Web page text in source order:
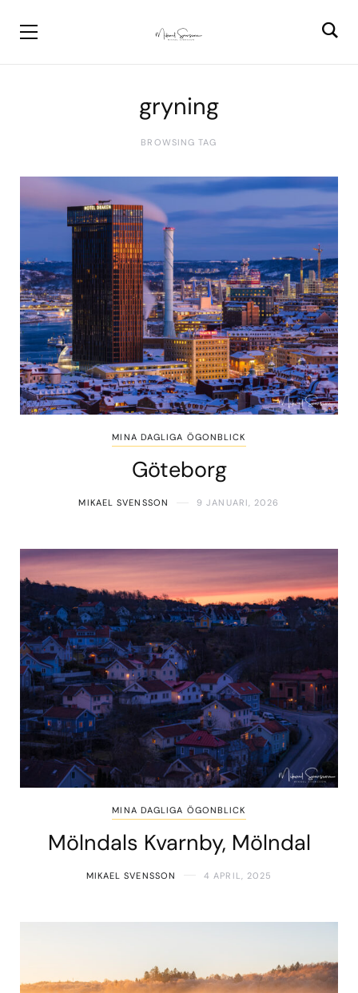
gryning
BROWSING TAG
MINA DAGLIGA ÖGONBLICK
Göteborg
MIKAEL SVENSSON 9 JANUARI, 2026
MINA DAGLIGA ÖGONBLICK
Mölndals Kvarnby, Mölndal
MIKAEL SVENSSON 4 APRIL, 2025